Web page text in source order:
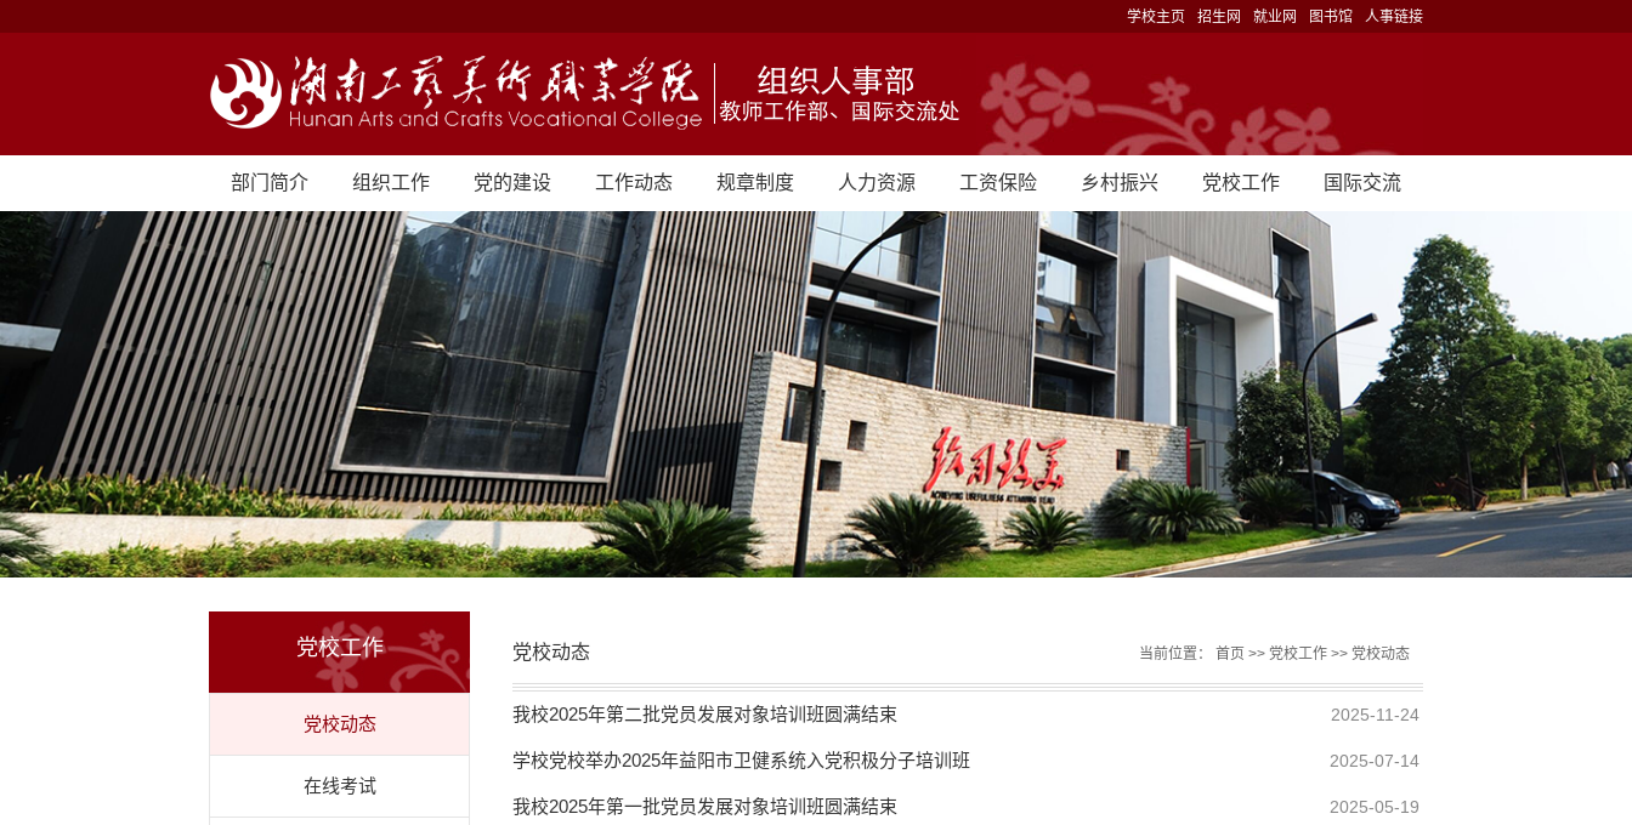
学校主页 招生网 就业网 图书馆 人事链接
部门简介 组织工作 党的建设 工作动态 规章制度 人力资源 工资保险 乡村振兴 党校工作 国际交流
党校工作
党校动态
在线考试
党校动态 当前位置： 首页 >> 党校工作 >> 党校动态
我校2025年第二批党员发展对象培训班圆满结束 2025-11-24
学校党校举办2025年益阳市卫健系统入党积极分子培训班 2025-07-14
我校2025年第一批党员发展对象培训班圆满结束 2025-05-19